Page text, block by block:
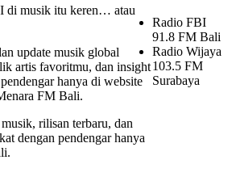
di musik itu keren… atau
update musik global
artis favoritmu, dan insight
hanya di website
FM Bali.
rilisan terbaru, dan
dengan pendengar hanya
Radio FBI
91.8 FM Bali
Radio Wijaya
103.5 FM
Surabaya